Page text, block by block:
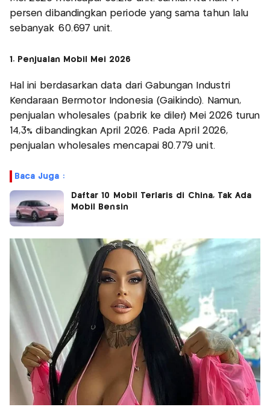
persen dibandingkan periode yang sama tahun lalu
sebanyak 60.697 unit.
1. Penjualan Mobil Mei 2026
Hal ini berdasarkan data dari Gabungan Industri
Kendaraan Bermotor Indonesia (Gaikindo). Namun,
penjualan wholesales (pabrik ke diler) Mei 2026 turun
14,3% dibandingkan April 2026. Pada April 2026,
penjualan wholesales mencapai 80.779 unit.
Baca Juga :
Daftar 10 Mobil Terlaris di China, Tak Ada
Mobil Bensin